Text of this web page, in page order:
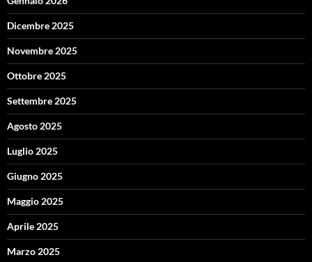
Dicembre 2025
Novembre 2025
Ottobre 2025
Settembre 2025
Agosto 2025
Luglio 2025
Giugno 2025
Maggio 2025
Aprile 2025
Marzo 2025